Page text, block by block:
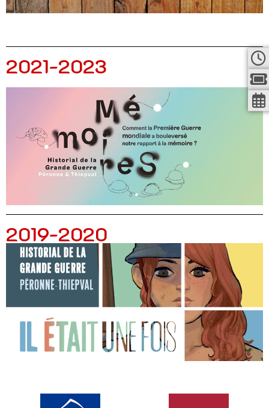
2021-2023
2019-2020